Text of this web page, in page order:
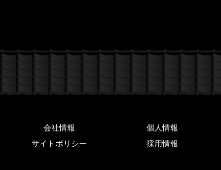
会社情報
個人情報
サイトポリシー
採用情報